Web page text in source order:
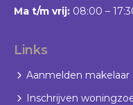
Ma t/m vrij: 08:00 –
Links
Aanmelden makelaar
Inschrijven